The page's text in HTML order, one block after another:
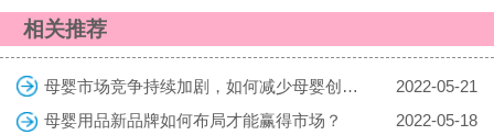
相关推荐
母婴市场竞争持续加剧，如何减少母婴创业的风险
2022-05-21
母婴用品新品牌如何布局才能赢得市场？
2022-05-18